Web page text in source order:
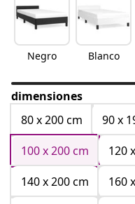
Negro Blanco
dimensiones
80 x 200 cm
90 x
100 x 200 cm
120
140 x 200 cm
160